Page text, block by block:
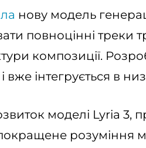
нову модель
повноцінні треки
композиції.
інтегрується в
моделі Lyria 3,
розуміння